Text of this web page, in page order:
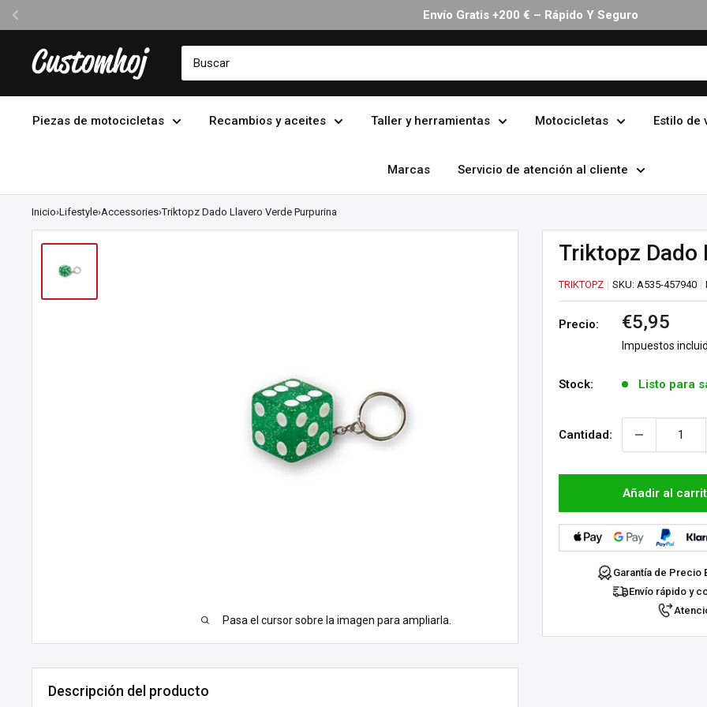
Y Seguro
directamente
Customhoj
Piezas de motocicletas Recambios y aceites Taller y herramientas Motocicletas Estilo de
Marcas Servicio de atención al cliente
Inicio›Lifestyle›Accessories›Triktopz Dado Llavero Verde Purpurina
Pasa el cursor sobre la imagen para ampliarla.
Triktopz Dado
TRIKTOPZ SKU: A535-457940
Precio:
Precio
de
venta
€5,95
Impuestos
Stock: Listo para
Cantidad:
Añadir al
Garantía de Precio
Envío rápido y
Descripción del producto